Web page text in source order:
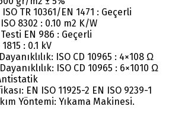
TR 10361/EN 1471 : Geçerli
8302 : 0.10 m2 K/W
EN 986 : Geçerli
: 0.1 kV
ISO CD 10965 : 4×108 Ω
ISO CD 10965 : 6×1010 Ω
EN ISO 11925-2 EN ISO 9239-1
Yöntemi: Yıkama Makinesi.